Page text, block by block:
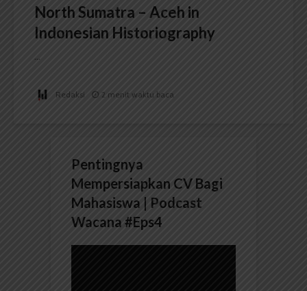
North Sumatra – Aceh in
Indonesian Historiography
...
Redaksi 2 menit waktu baca
Pentingnya
Mempersiapkan CV Bagi
Mahasiswa | Podcast
Wacana #Eps4